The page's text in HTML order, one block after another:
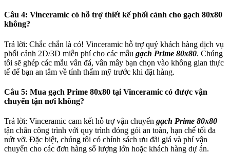
Câu 4: Vinceramic có hỗ trợ thiết kế phối cảnh cho gạch 80x80
không?
Trả lời: Chắc chắn là có! Vinceramic hỗ trợ quý khách hàng dịch vụ
phối cảnh 2D/3D miễn phí cho các mẫu gạch Prime 80x80. Chúng
tôi sẽ ghép các mẫu vân đá, vân mây bạn chọn vào không gian thực
tế để bạn an tâm về tính thẩm mỹ trước khi đặt hàng.
Câu 5: Mua gạch Prime 80x80 tại Vinceramic có được vận
chuyển tận nơi không?
Trả lời: Vinceramic cam kết hỗ trợ vận chuyển gạch Prime 80x80
tận chân công trình với quy trình đóng gói an toàn, hạn chế tối đa
nứt vỡ. Đặc biệt, chúng tôi có chính sách ưu đãi giá và phí vận
chuyển cho các đơn hàng số lượng lớn hoặc khách hàng dự án.